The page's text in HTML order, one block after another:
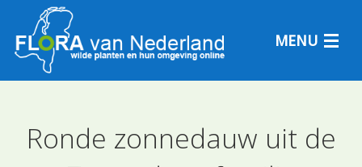
MENU
Plantensoorten
Ronde zonnedauw uit de